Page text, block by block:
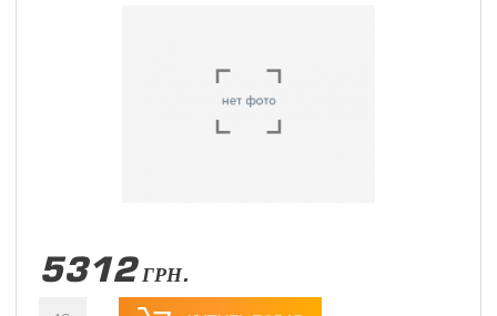
5312 ГРН.